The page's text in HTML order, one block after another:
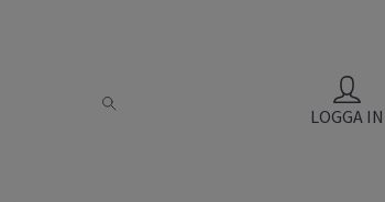
LOGGA IN